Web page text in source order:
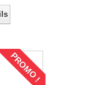
PROMO !